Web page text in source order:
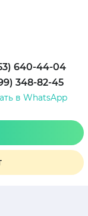
640-44-04
348-82-45
в WhatsApp